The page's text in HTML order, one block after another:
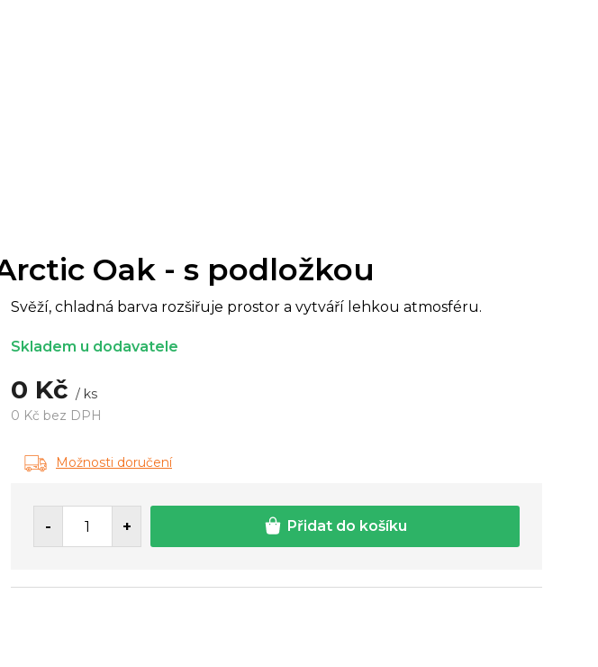
Oak - s podložkou
0 Kč / ks
0 Kč bez DPH
cena:
Skladem u dodavatele
Možnosti doručení
Přidat do košíku
Svěží, chladná barva rozšiřuje prostor a vytváří lehkou atmosféru.